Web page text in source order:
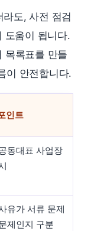
도, 사전 점검
도움이 됩니다.
목록표를 만들
이 안전합니다.
인트
동대표 사업장
유가 서류 문제
제인지 구분